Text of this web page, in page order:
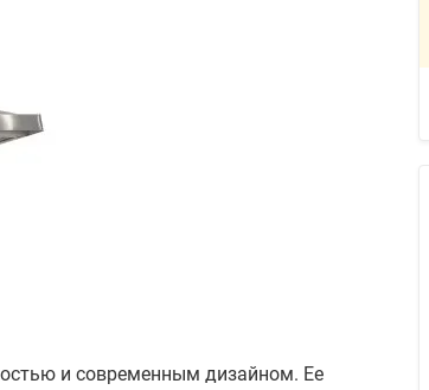
и современным дизайном. Ее